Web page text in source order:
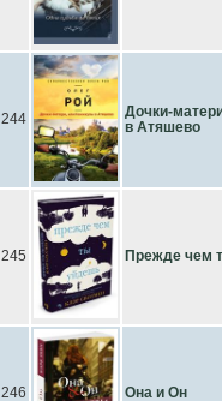
244
Дочки-
в Атяшево
245 Прежде чем
246 Она и Он